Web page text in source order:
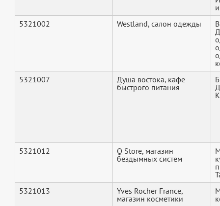
5321002
Westland, салон одежды
5321007
Душа востока, кафе
быстрого питания
5321012
Q Store, магазин
бездымных систем
5321013
Yves Rocher France,
магазин косметики